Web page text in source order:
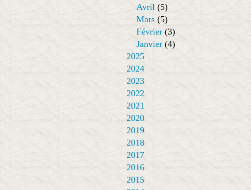
Avril (5)
Mars (5)
Février (3)
Janvier (4)
2025
2024
2023
2022
2021
2020
2019
2018
2017
2016
2015